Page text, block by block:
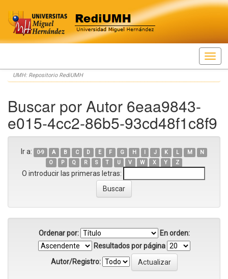
Skip
navigation
UMH: Repositorio RediUMH
Buscar por Autor 6eaa9843-
e015-4cc2-86b5-93cd48f1c8f9
Ir a: 0-9 A B C D E F G H I J K L M
N
O
P Q R S T U V W X Y Z
O introducir las primeras letras:
Ordenar por:
En orden:
Resultados por página
Autor/Registro: